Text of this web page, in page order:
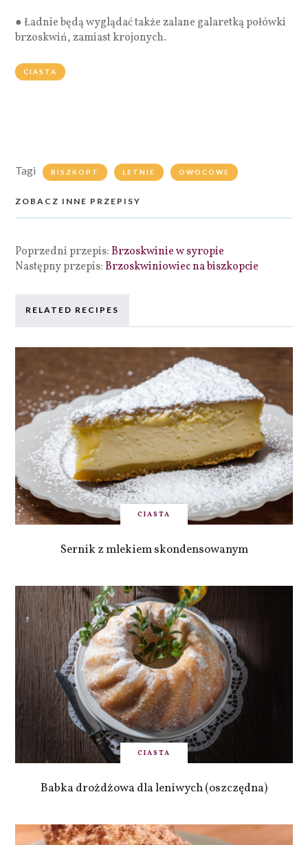
● Ładnie będą wyglądać także zalane galaretką połówki
brzoskwiń, zamiast krojonych.
CIASTA
Tagi BISZKOPT LETNIE OWOCOWE
ZOBACZ INNE PRZEPISY
Poprzedni przepis:Brzoskwinie w syropie
Następny przepis:Brzoskwiniowiec na biszkopcie
RELATED RECIPES
CIASTA
Sernik z mlekiem skondensowanym
CIASTA
Babka drożdżowa dla leniwych (oszczędna)